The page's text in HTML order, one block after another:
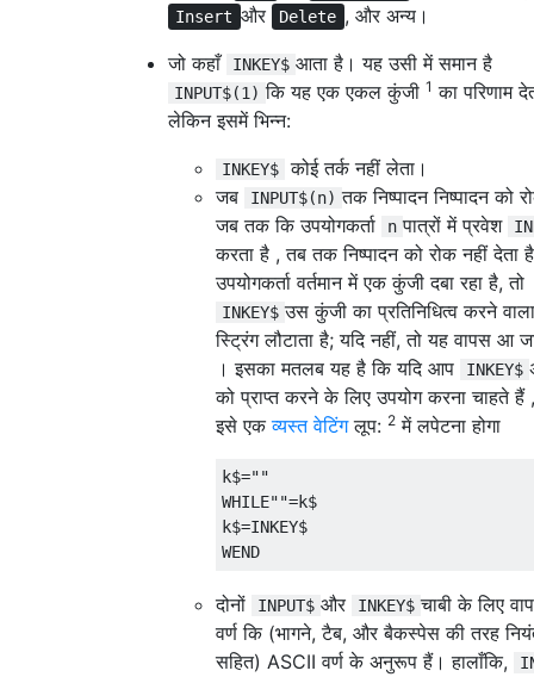
Insert और Delete , और अन्य।
जो कहाँ
INKEY$ आता है। यह उसी में समान है
INPUT$(1) कि यह एक एकल कुंजी 1 का परिणाम
लेकिन इसमें भिन्न:
INKEY$ कोई तर्क नहीं लेता।
जब
INPUT$(n) तक निष्पादन निष्पादन को
जब तक कि उपयोगकर्ता
n पात्रों में प्रवेश
करता है , तब तक निष्पादन को रोक नहीं देता
उपयोगकर्ता वर्तमान में एक कुंजी दबा रहा है, तो
INKEY$ उस कुंजी का प्रतिनिधित्व करने
स्ट्रिंग लौटाता है; यदि नहीं, तो यह वापस आ
। इसका मतलब यह है कि यदि आप
INKEY$
को प्राप्त करने के लिए उपयोग करना चाहते
इसे एकव्यस्त वेटिंगलूप: 2 में लपेटना होगा
k$=""
WHILE""=k$
k$=INKEY$
दोनों INPUT$ और INKEY$ चाबी के लिए
वर्ण कि (भागने, टैब, और बैकस्पेस की तरह
सहित) ASCII वर्ण के अनुरूप हैं। हालाँकि,